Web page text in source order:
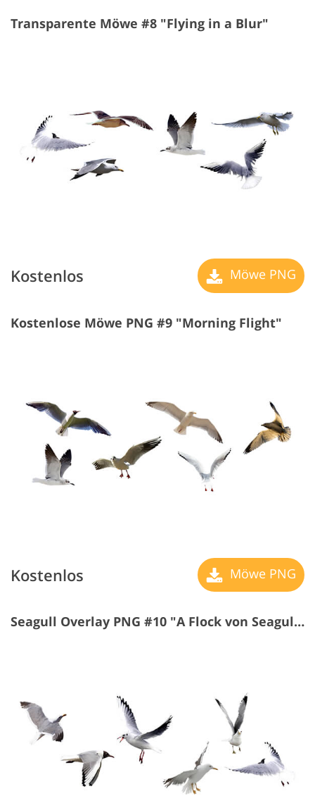
Transparente Möwe #8 "Flying in a Blur"
Kostenlos Möwe PNG
Kostenlose Möwe PNG #9 "Morning Flight"
Kostenlos Möwe PNG
Seagull Overlay PNG #10 "A Flock von Seagulls"